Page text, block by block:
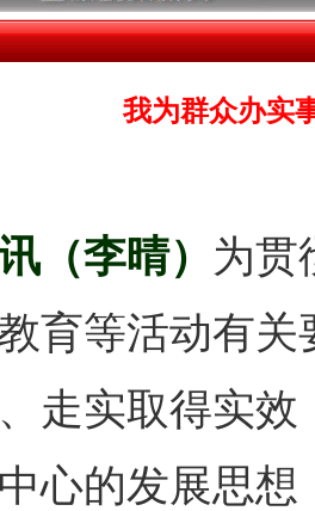
我为群众办实
（李晴） 为贯
育等活动有
走实取得实
心的发展思